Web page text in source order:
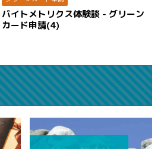
バイトメトリクス体験談 - グリーン
カード申請(4)